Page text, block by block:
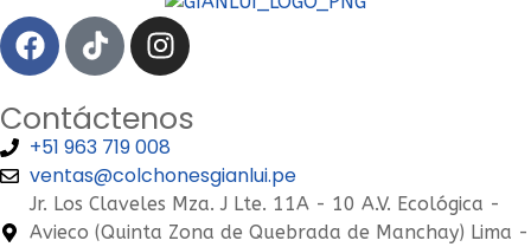
Contáctenos
+51 963 719 008
ventas@colchonesgianlui.pe
Jr. Los Claveles Mza. J Lte. 11A - 10 A.V. Ecológica -
Avieco (Quinta Zona de Quebrada de Manchay) Lima -